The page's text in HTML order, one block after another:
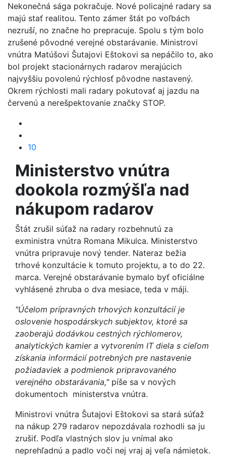
Nekonečná sága pokračuje. Nové policajné radary sa
majú stať realitou. Tento zámer štát po voľbách
nezruší, no značne ho prepracuje. Spolu s tým bolo
zrušené pôvodné verejné obstarávanie. Ministrovi
vnútra Matúšovi Šutajovi Eštokovi sa nepáčilo to, ako
bol projekt stacionárnych radarov merajúcich
najvyššiu povolenú rýchlosť pôvodne nastavený.
Okrem rýchlosti mali radary pokutovať aj jazdu na
červenú a nerešpektovanie značky STOP.
10
Ministerstvo vnútra
dookola rozmýšľa nad
nákupom radarov
Štát zrušil súťaž na radary rozbehnutú za
exministra vnútra Romana Mikulca. Ministerstvo
vnútra pripravuje nový tender. Nateraz bežia
trhové konzultácie k tomuto projektu, a to do 22.
marca. Verejné obstarávanie bymalo byť oficiálne
vyhlásené zhruba o dva mesiace, teda v máji.
"Účelom prípravných trhových konzultácií je
oslovenie hospodárskych subjektov, ktoré sa
zaoberajú dodávkou cestných rýchlomerov,
analytických kamier a vytvorením IT diela s cieľom
získania informácií potrebných pre nastavenie
požiadaviek a podmienok pripravovaného
verejného obstarávania," píše sa v nových
dokumentoch ministerstva vnútra.
Ministrovi vnútra Šutajovi Eštokovi sa stará súťaž
na nákup 279 radarov nepozdávala rozhodli sa ju
zrušiť. Podľa vlastných slov ju vnímal ako
neprehľadnú a padlo voči nej vraj aj veľa námietok.